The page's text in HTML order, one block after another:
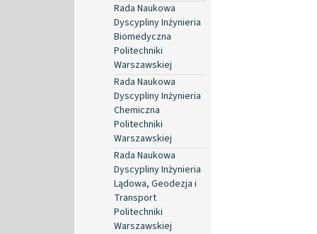
Rada Naukowa
Dyscypliny Inżynieria
Biomedyczna
Politechniki
Warszawskiej
Rada Naukowa
Dyscypliny Inżynieria
Chemiczna
Politechniki
Warszawskiej
Rada Naukowa
Dyscypliny Inżynieria
Lądowa, Geodezja i
Transport
Politechniki
Warszawskiej